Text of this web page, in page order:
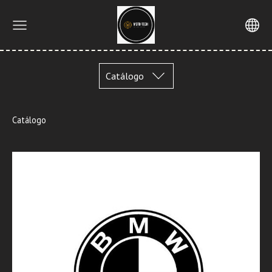
Catálogo
Catálogo